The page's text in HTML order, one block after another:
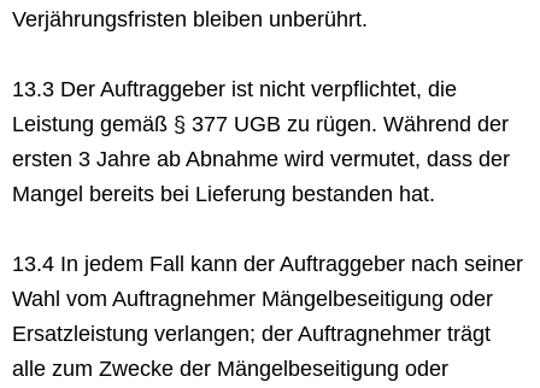
Verjährungsfristen bleiben unberührt.
13.3 Der Auftraggeber ist nicht verpflichtet, die
Leistung gemäß § 377 UGB zu rügen. Während der
ersten 3 Jahre ab Abnahme wird vermutet, dass der
Mangel bereits bei Lieferung bestanden hat.
13.4 In jedem Fall kann der Auftraggeber nach seiner
Wahl vom Auftragnehmer Mängelbeseitigung oder
Ersatzleistung verlangen; der Auftragnehmer trägt
alle zum Zwecke der Mängelbeseitigung oder